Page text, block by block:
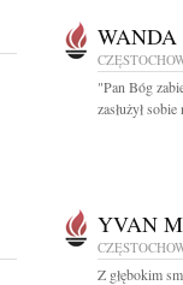
WANDA
"Pan Bóg
zasłużył
YVAN
Z głębokim